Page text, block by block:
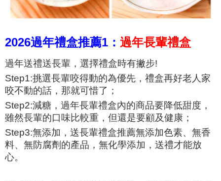
2026過年禮盒推薦1： 過年長輩禮盒
過年送禮送長輩，選擇禮盒時有撇步!
Step1:挑選長輩咬得動的為優先，禮盒再好老人家
咬不動的話，那就可惜了；
Step2:減糖，過年長輩禮盒內的商品要降低甜度，
雖然長輩的口味比較重，但還是要顧及健康；
Step3:無添加，送長輩禮盒推薦無添加色素、無香
料、無防腐劑的產品，無化學添加，送禮才能放
心。